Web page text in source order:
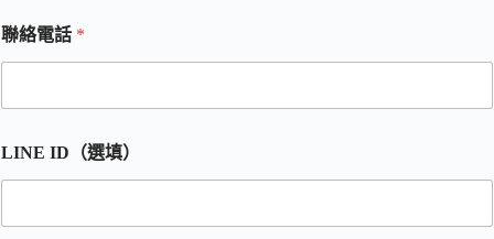
聯絡電話 *
LINE ID（選填）